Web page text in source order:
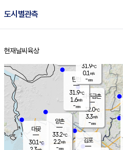
도시별관측
홈
현재날씨 육상
파주금촌
32.0℃
3.3m/s
-mm
대곶
30.1℃
탄현
31.9℃
1.6m/s
-mm
김포
양촌
33.2℃
2.2m/s
-mm
31.9℃
0.1 m/s
-mm